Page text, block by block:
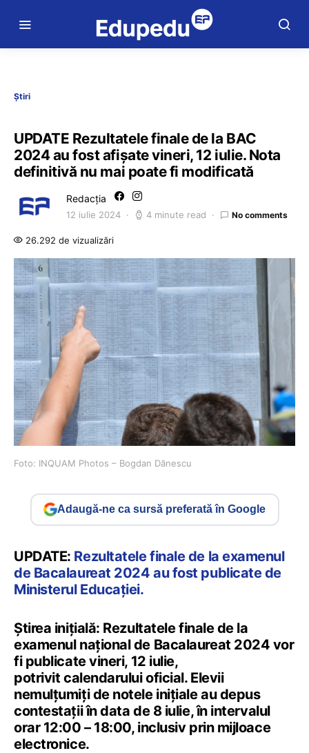
Știri
UPDATE Rezultatele finale de la BAC
2024 au fost afișate vineri, 12 iulie. Nota
definitivă nu mai poate fi modificată
Redacția
12 iulie 2024 4 minute read No comments
26.292 de vizualizări
Foto: INQUAM Photos – Bogdan Dănescu
Adaugă-ne ca sursă preferată în Google
UPDATE: Rezultatele finale de la examenul
de Bacalaureat 2024 au fost publicate de
Ministerul Educației.
Știrea inițială: Rezultatele finale de la
examenul național de Bacalaureat 2024 vor
fi publicate vineri, 12 iulie,
potrivit calendarului oficial. Elevii
nemulțumiți de notele inițiale au depus
contestații în data de 8 iulie, în intervalul
orar 12:00 – 18:00, inclusiv prin mijloace
electronice.